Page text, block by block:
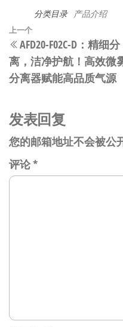
分类目录 产品介绍
文
章
导
上
一
篇
文
上一个
AFD20-F02C-D：精细分
离，洁净护航！高效微
分离器赋能高品质气源
发表回复
您的邮箱地址不会被公
评论*